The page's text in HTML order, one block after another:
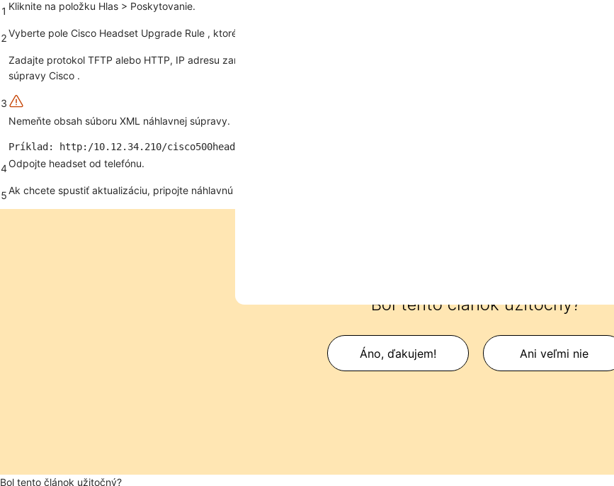
1 Kliknite na položku Hlas > Poskytovanie.
2Vyberte pole Cisco Headset Upgrade Rule , ktoré sa nachádza v sekcii
3
Zadajte protokol TFTP alebo HTTP, IP adresu zariadenia na aktualizáciu náhlavnej súpravy a názov súboru XML náhlavnej
súpravy Cisco .
Nemeňte obsah súboru XML náhlavnej súpravy.
Príklad: http:/10.12.34.210/cisco500headsetinfo.xml
4Odpojte headset od telefónu.
5Ak chcete spustiť aktualizáciu, pripojte náhlavnú súpravu k telefónu. Inovácia náhlavnej súpravy sa dokončí približne za 10 minút.
Bol tento článok užitočný?
Áno, ďakujem! Ani veľmi nie
Bol tento článok užitočný?